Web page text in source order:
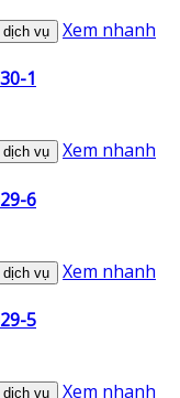
dịch vụ Xem nhanh
1
dịch vụ Xem nhanh
6
dịch vụ Xem nhanh
5
dịch vụ Xem nhanh